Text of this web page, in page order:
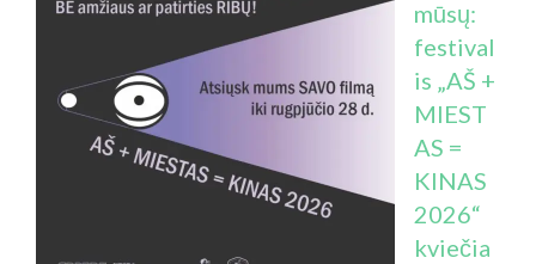
mūsų:
festival
is „AŠ +
MIEST
AS =
KINAS
2026“
kviečia